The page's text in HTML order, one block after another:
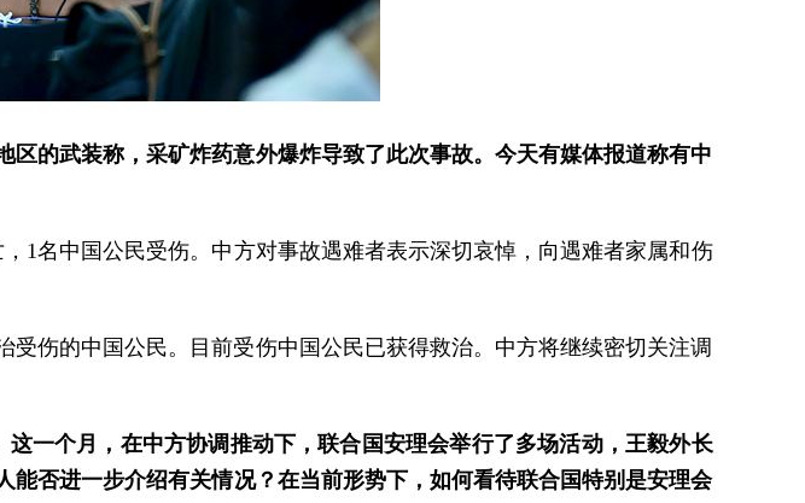
的武装称，采矿炸药意外爆炸导致了此次事故。今天有媒体报道称有中
1名中国公民受伤。中方对事故遇难者表示深切哀悼，向遇难者家属和伤
伤的中国公民。目前受伤中国公民已获得救治。中方将继续密切关注调
一个月，在中方协调推动下，联合国安理会举行了多场活动，王毅外长
否进一步介绍有关情况？在当前形势下，如何看待联合国特别是安理会